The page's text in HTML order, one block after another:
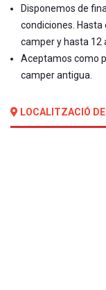
Disponemos de
condiciones. Hasta
camper y hasta 12
Aceptamos como
camper antigua.
LOCALITZACIÓ